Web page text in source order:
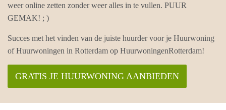
weer online zetten zonder weer alles in te vullen. PUUR
GEMAK! ; )
Succes met het vinden van de juiste huurder voor je Huurwoning
of Huurwoningen in Rotterdam op HuurwoningenRotterdam!
GRATIS JE HUURWONING AANBIEDEN